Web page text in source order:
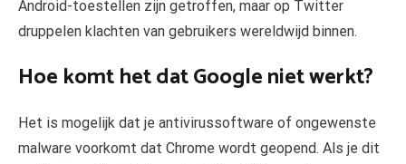
Android-toestellen zijn getroffen, maar op Twitter
druppelen klachten van gebruikers wereldwijd binnen.
Hoe komt het dat Google niet werkt?
Het is mogelijk dat je antivirussoftware of ongewenste
malware voorkomt dat Chrome wordt geopend. Als je dit